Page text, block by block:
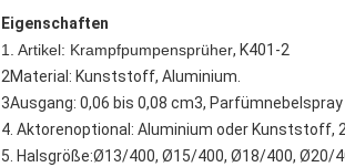
Eigenschaften
1. Artikel: Krampfpumpensprüher, K401-2
2Material: Kunststoff, Aluminium.
3Ausgang: 0,06 bis 0,08 cm3, Parfümnebelspray
4. Aktorenoptional: Aluminium oder Kunststoff,
5. Halsgröße:Ø13/400, Ø15/400, Ø18/400, Ø20/